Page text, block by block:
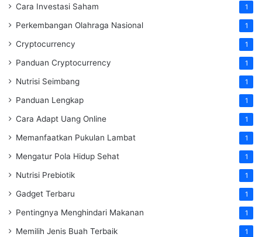
Cara Investasi Saham 1
Perkembangan Olahraga Nasional 1
Cryptocurrency 1
Panduan Cryptocurrency 1
Nutrisi Seimbang 1
Panduan Lengkap 1
Cara Adapt Uang Online 1
Memanfaatkan Pukulan Lambat 1
Mengatur Pola Hidup Sehat 1
Nutrisi Prebiotik 1
Gadget Terbaru 1
Pentingnya Menghindari Makanan 1
Memilih Jenis Buah Terbaik 1